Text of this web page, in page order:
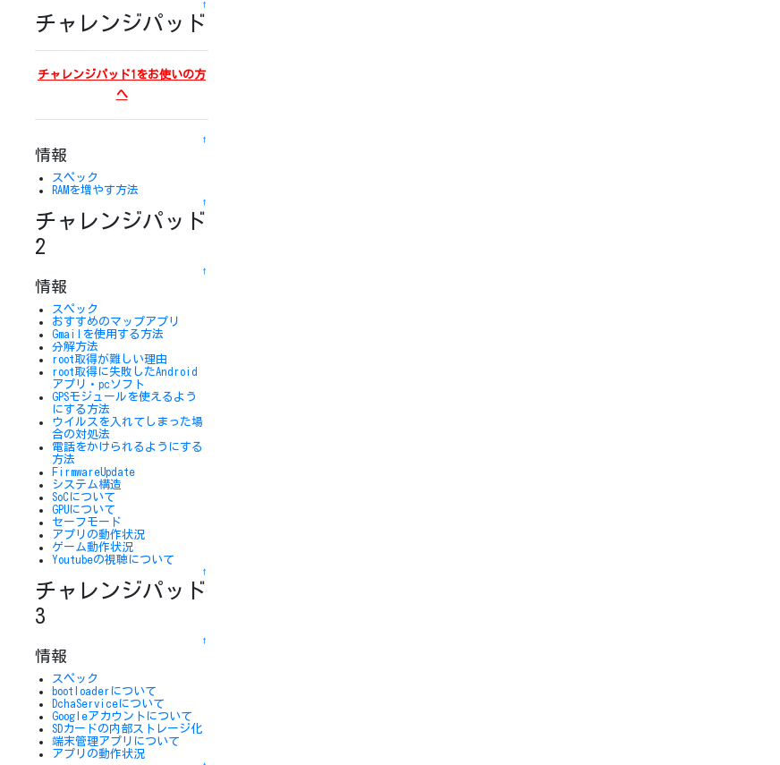
↑
チャレンジパッド
チャレンジパッド1をお使いの方
へ
↑
情報
スペック
RAMを増やす方法
↑
チャレンジパッド
2
↑
情報
スペック
おすすめのマップアプリ
Gmailを使用する方法
分解方法
root取得が難しい理由
root取得に失敗したAndroid
アプリ・pcソフト
GPSモジュールを使えるよう
にする方法
ウイルスを入れてしまった場
合の対処法
電話をかけられるようにする
方法
FirmwareUpdate
システム構造
SoCについて
GPUについて
セーフモード
アプリの動作状況
ゲーム動作状況
Youtubeの視聴について
↑
チャレンジパッド
3
↑
情報
スペック
bootloaderについて
DchaServiceについて
Googleアカウントについて
SDカードの内部ストレージ化
端末管理アプリについて
アプリの動作状況